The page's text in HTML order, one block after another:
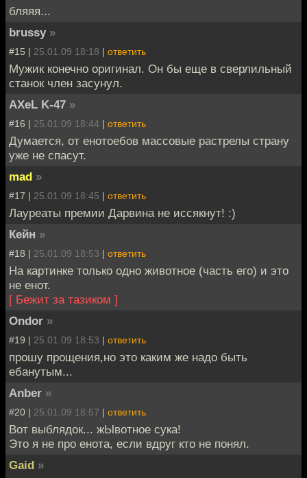
бляяя...
brussy »
#15 | 25.01.09 18:18 | ответить
Мужик конечно оригинал. Он бы еще в сверлильный
станок член засунул.
AXeL K-47 »
#16 | 25.01.09 18:44 | ответить
Думается, от енотоебов массовые растрелы страну
уже не спасут.
mad »
#17 | 25.01.09 18:45 | ответить
Лауреаты премии Дарвина не иссякнут! :)
Кейн »
#18 | 25.01.09 18:53 | ответить
На картинке только одно животное (часть его) и это
не енот.
[ Бежит за тазиком ]
Ondor »
#19 | 25.01.09 18:53 | ответить
прошу прощения,но это каким же надо быть
ебанутым...
Anber »
#20 | 25.01.09 18:57 | ответить
Вот выблядок... жЫвотное сука!
Это я не про енота, если вдруг кто не понял.
Gaid »